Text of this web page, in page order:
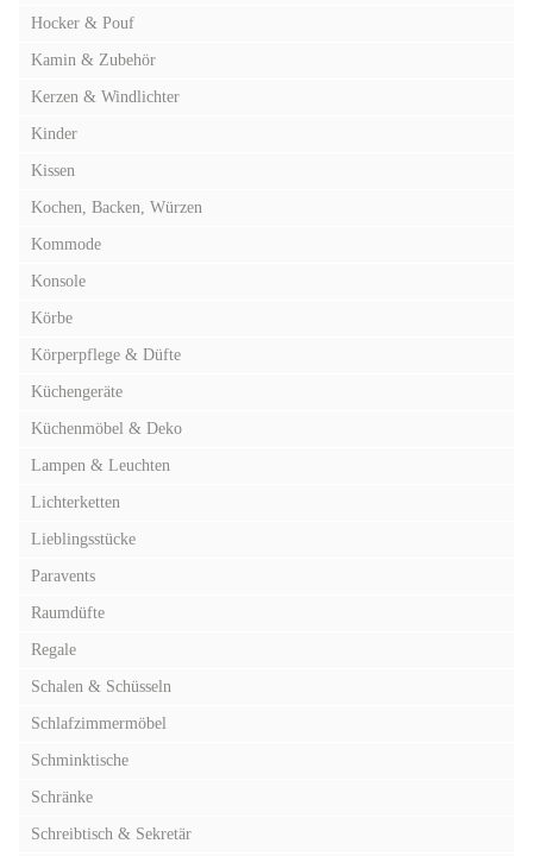
Hocker & Pouf
Kamin & Zubehör
Kerzen & Windlichter
Kinder
Kissen
Kochen, Backen, Würzen
Kommode
Konsole
Körbe
Körperpflege & Düfte
Küchengeräte
Küchenmöbel & Deko
Lampen & Leuchten
Lichterketten
Lieblingsstücke
Paravents
Raumdüfte
Regale
Schalen & Schüsseln
Schlafzimmermöbel
Schminktische
Schränke
Schreibtisch & Sekretär